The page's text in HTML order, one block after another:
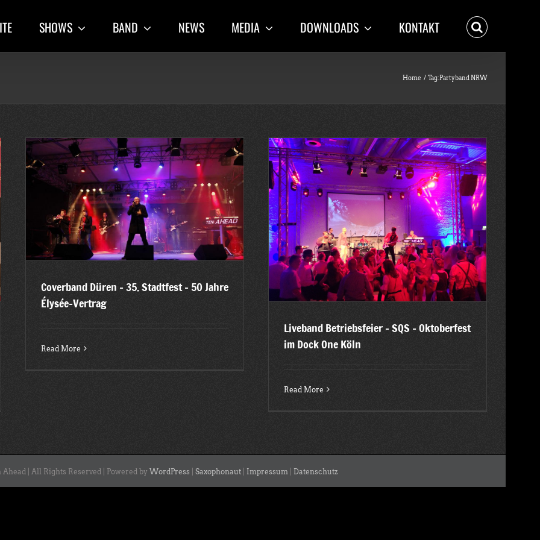
SHOWS BAND NEWS MEDIA DOWNLOADS KONTAKT
Home Tag:Partyband NRW
Coverband Düren – 35. Stadtfest – 50 Jahre
Élysée-Vertrag
Read More
Liveband Betriebsfeier – SQS – Oktoberfest im Dock One
Köln
2013 Latest posts
Liveband Betriebsfeier – SQS – Oktoberfest
im Dock One Köln
Read More
Ahead | All Rights Reserved | Powered by WordPress| Saxophonaut| Impressum Datenschutz